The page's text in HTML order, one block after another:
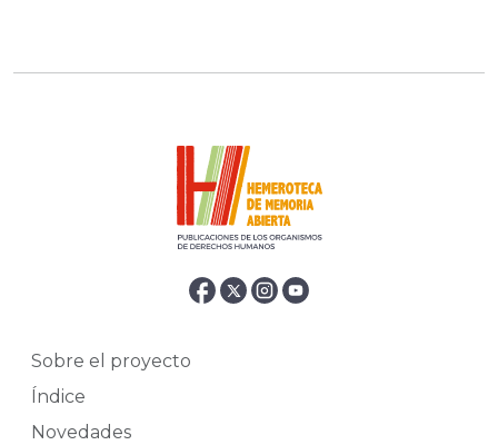
Sobre el proyecto
Índice
Novedades